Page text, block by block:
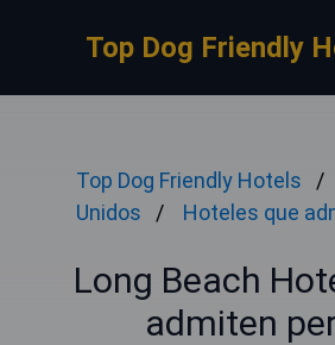
Top Dog Friendly
Top Dog Friendly Hotels
Unidos
Hoteles que
Long Beach
admiten